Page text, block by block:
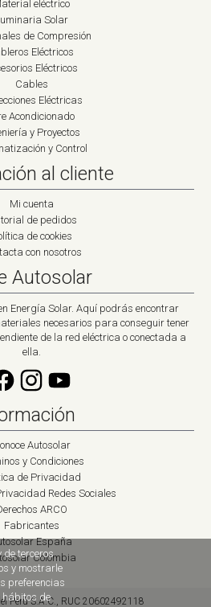
eléctrico
Solar
de Compresión
Eléctricos
Eléctricos
Cables
Eléctricas
Acondicionado
y Proyectos
y Control
al cliente
Mi cuenta
de pedidos
de cookies
con nosotros
Autosolar
Energía Solar. Aquí podrás encontrar
necesarios para conseguir tener
de la red eléctrica o conectada a
ella.
Autosolar
y Condiciones
de Privacidad
Redes Sociales
ARCO
Fabricantes
España
Colombia
Perú S.A.C., RUC 20602492118
de terceros
y mostrarle
preferencias
hábitos de